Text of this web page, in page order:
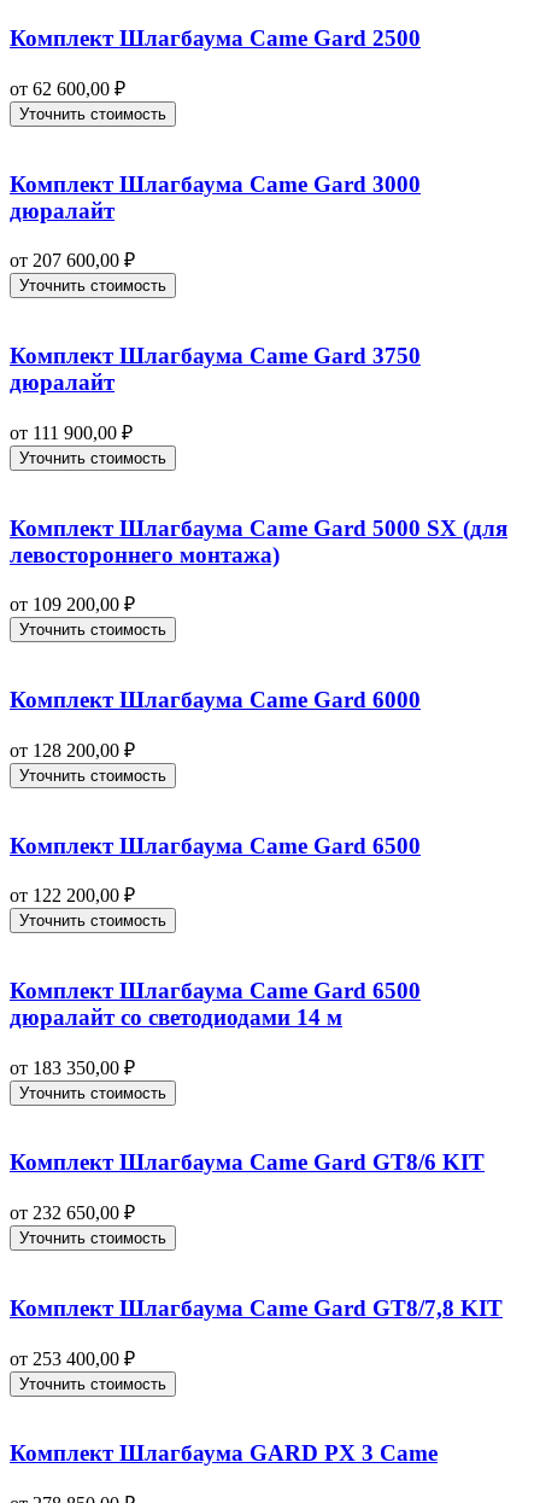
Комплект Шлагбаума Came Gard 2500
от 62 600,00 ₽
Уточнить стоимость
Комплект Шлагбаума Came Gard 3000
дюралайт
от 207 600,00 ₽
Уточнить стоимость
Комплект Шлагбаума Came Gard 3750
дюралайт
от 111 900,00 ₽
Уточнить стоимость
Комплект Шлагбаума Came Gard 5000 SX (для
левостороннего монтажа)
от 109 200,00 ₽
Уточнить стоимость
Комплект Шлагбаума Came Gard 6000
от 128 200,00 ₽
Уточнить стоимость
Комплект Шлагбаума Came Gard 6500
от 122 200,00 ₽
Уточнить стоимость
Комплект Шлагбаума Came Gard 6500
дюралайт со светодиодами 14 м
от 183 350,00 ₽
Уточнить стоимость
Комплект Шлагбаума Came Gard GT8/6 KIT
от 232 650,00 ₽
Уточнить стоимость
Комплект Шлагбаума Came Gard GT8/7,8 KIT
от 253 400,00 ₽
Уточнить стоимость
Комплект Шлагбаума GARD PX 3 Came